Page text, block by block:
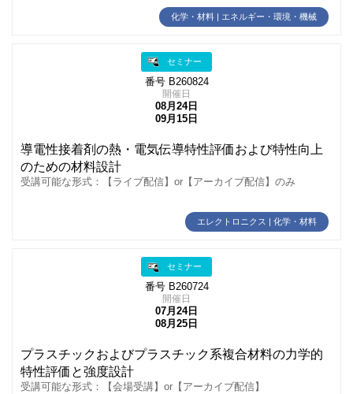
化学・材料 | エネルギー・環境・機械
セミナー
番号 B260824
開催日
08月24日
09月15日
導電性接着剤の熱・電気伝導特性評価および特性向上
のための材料設計
受講可能な形式：【ライブ配信】or【アーカイブ配信】のみ
エレクトロニクス | 化学・材料
セミナー
番号 B260724
開催日
07月24日
08月25日
プラスチックおよびプラスチック系複合材料の力学的
特性評価と強度設計
受講可能な形式：【会場受講】or【アーカイブ配信】